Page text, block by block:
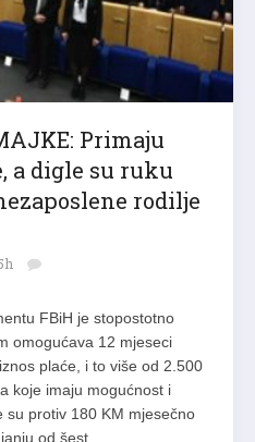
Primaju
a digle su ruku
rodilje
FBiH je stopostotno
omogućava 12 mjeseci
plaće, i to više od 2.500
koje imaju mogućnost i
su protiv 180 KM mjesečno
od šest…